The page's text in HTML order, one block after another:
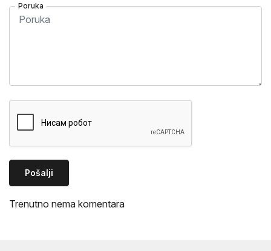
Poruka
Pošalji
Trenutno nema komentara